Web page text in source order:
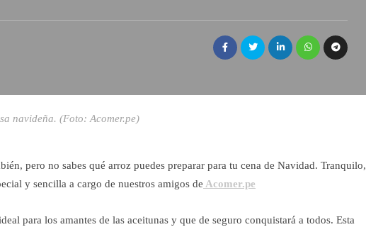
navideña. (Foto: Acomer.pe)
pero no sabes qué arroz puedes preparar para tu cena de Navidad. Tranquilo,
y sencilla a cargo de nuestros amigos de Acomer.pe
para los amantes de las aceitunas y que de seguro conquistará a todos. Esta